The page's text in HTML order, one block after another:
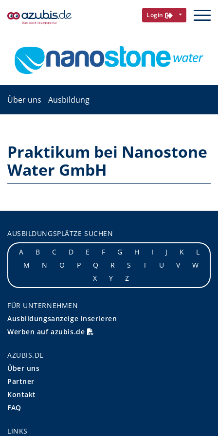
Login
Über uns Ausbildung
Praktikum bei Nanostone
Water GmbH
AUSBILDUNGSPLÄTZE SUCHEN
A
B C D E F G H I J K
L
M
N O P Q R S T U V
W
X
Y Z
FÜR UNTERNEHMEN
Ausbildungsanzeige inserieren
Werben auf azubis.de
AZUBIS.DE
Über uns
Partner
Kontakt
FAQ
LINKS